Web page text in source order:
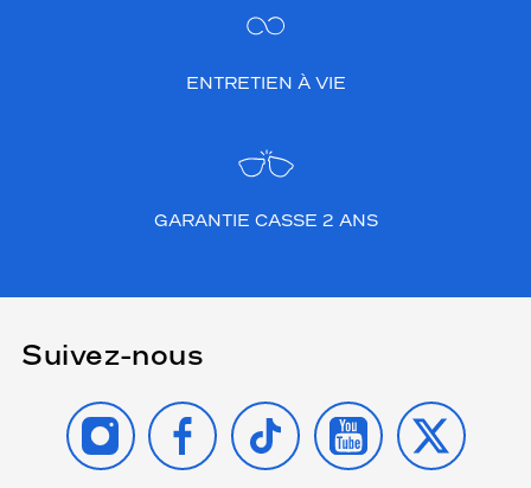
ENTRETIEN À VIE
GARANTIE CASSE 2 ANS
Suivez-nous
INSTAGRAMFACEBOOK
TIKTOK YOUTUBE
X